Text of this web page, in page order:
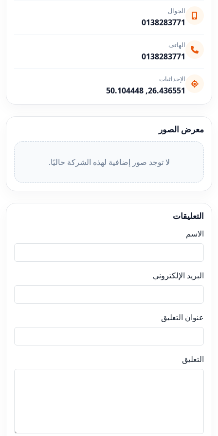
الجوال
0138283771
الهاتف
0138283771
الإحداثيات
26.436551, 50.104448
معرض الصور
لا توجد صور إضافية لهذه الشركة حاليًا.
التعليقات
الاسم
البريد الإلكتروني
عنوان التعليق
التعليق